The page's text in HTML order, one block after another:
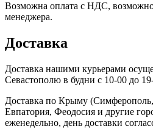
Возможна оплата с НДС,
менеджера.
Доставка
Доставка нашими курьерами
Севастополю в будни с 10-00 до
Доставка по Крыму
Евпатория, Феодосия и другие
еженедельно, день доставки